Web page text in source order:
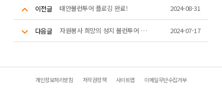
이전글 태안볼런투어 플로깅 완료! 2024-08-31
다음글 자원봉사 희망의 성지 볼런투어 플로깅 코스 2024-07-17
개인정보처리방침 저작권정책 사이트맵 이메일무단수집거부